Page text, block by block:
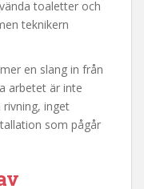
toaletter och
teknikern
en slang in från
arbetet är inte
inget
som pågår